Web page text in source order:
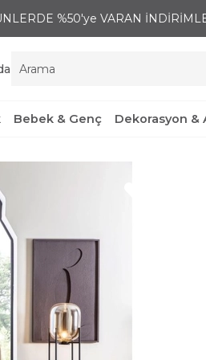
%50'ye VARAN
Bebek & Genç Dekorasyon &